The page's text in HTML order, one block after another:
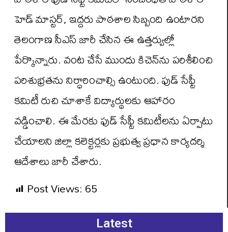
హెడ్ మాస్టర్, ఇద్దరు పాఠశాల సిబ్బంది ఉంటారని
తెలంగాణ సీఎస్ జారీ చేసిన ఈ ఉత్తర్వుల్లో
పేర్కొన్నారు. వంట చేసే ముందు కిచెన్‌ను పరిశీలించి
పరిశుభ్రతను నిర్ధారించాల్సి ఉంటుంది. ఫుడ్ సేఫ్టీ
కమిటీ రుచి చూశాకే విద్యార్థులకు ఆహారం
వడ్డించాలి. ఈ మేరకు ఫుడ్ సేఫ్టీ కమిటీలను ఏర్పాటు
చేయాలని జిల్లా కలెక్టర్లకు ప్రభుత్వ ప్రధాన కార్యదర్శి
ఆదేశాలు జారీ చేశారు.
Post Views:65
Latest